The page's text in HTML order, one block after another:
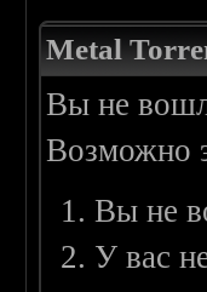
Metal
Вы не
Возможно
Вы не
У вас